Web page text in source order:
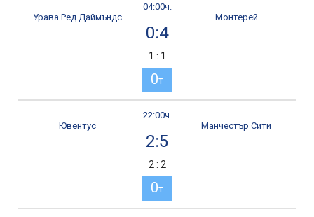
04:00ч.
Урава Ред Даймъндс
0:4
Монтерей
1 : 1
0т
22:00ч.
Ювентус
2:5
Манчестър Сити
2 : 2
0т